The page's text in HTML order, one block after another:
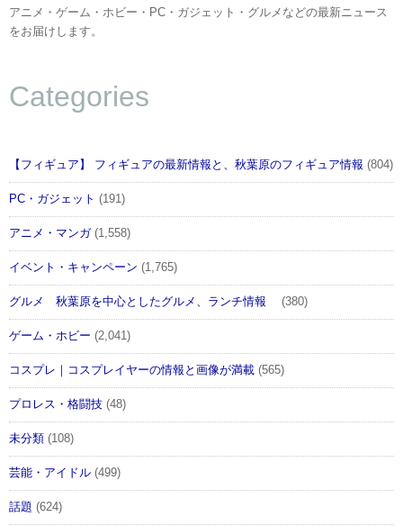
アニメ・ゲーム・ホビー・PC・ガジェット・グルメなどの最新ニュース
をお届けします。
Categories
【フィギュア】 フィギュアの最新情報と、秋葉原のフィギュア情報 (804)
PC・ガジェット (191)
アニメ・マンガ(1,558)
イベント・キャンペーン (1,765)
グルメ 秋葉原を中心としたグルメ、ランチ情報 (380)
ゲーム・ホビー (2,041)
コスプレ｜コスプレイヤーの情報と画像が満載 (565)
プロレス・格闘技 (48)
未分類 (108)
芸能・アイドル (499)
話題 (624)